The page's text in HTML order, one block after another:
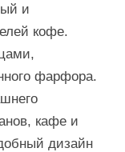
и
кофе.
фарфора.
кафе и
дизайн